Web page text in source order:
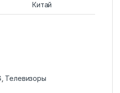
Китай
Телевизоры